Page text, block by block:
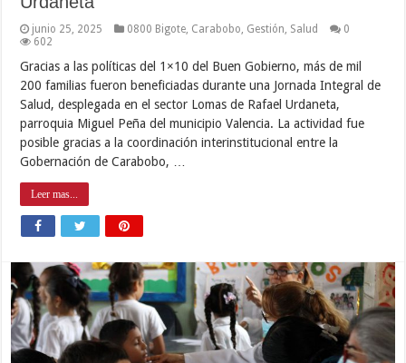
junio 25, 2025 0800 Bigote, Carabobo, Gestión, Salud
0
602
Gracias a las políticas del 1×10 del Buen Gobierno, más de mil
200 familias fueron beneficiadas durante una Jornada Integral de
Salud, desplegada en el sector Lomas de Rafael Urdaneta,
parroquia Miguel Peña del municipio Valencia. La actividad fue
posible gracias a la coordinación interinstitucional entre la
Gobernación de Carabobo, …
Leer mas...